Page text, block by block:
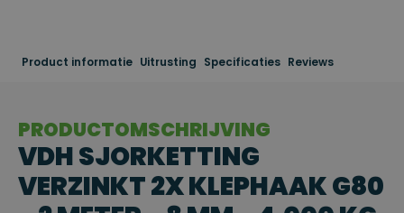
Product informatie Uitrusting Specificaties Reviews
PRODUCTOMSCHRIJVING
VDH SJORKETTING
VERZINKT 2X KLEPHAAK G80